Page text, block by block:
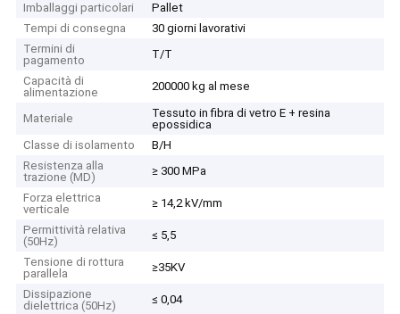
Imballaggi particolari
Pallet
Tempi di consegna
30 giorni lavorativi
Termini di
pagamento
T/T
Capacità di
alimentazione
200000 kg al mese
Materiale
Tessuto in fibra di vetro E + resina
epossidica
Classe di isolamento
B/H
Resistenza alla
trazione (MD)
≥ 300 MPa
Forza elettrica
verticale
≥ 14,2 kV/mm
Permittività relativa
(50Hz)
≤ 5,5
Tensione di rottura
parallela
≥35KV
Dissipazione
dielettrica (50Hz)
≤ 0,04